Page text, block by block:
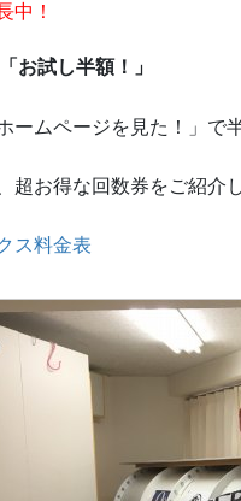
中！
お試し半額！」
ームページを見た！」で
超お得な回数券をご紹介
ス料金表